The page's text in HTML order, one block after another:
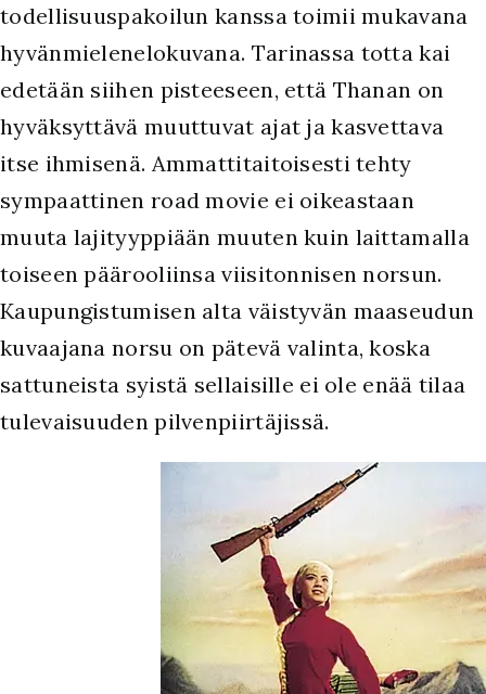
todellisuuspakoilun kanssa toimii mukavana
hyvänmielenelokuvana. Tarinassa totta kai
edetään siihen pisteeseen, että Thanan on
hyväksyttävä muuttuvat ajat ja kasvettava
itse ihmisenä. Ammattitaitoisesti tehty
sympaattinen road movie ei oikeastaan
muuta lajityyppiään muuten kuin laittamalla
toiseen päärooliinsa viisitonnisen norsun.
Kaupungistumisen alta väistyvän maaseudun
kuvaajana norsu on pätevä valinta, koska
sattuneista syistä sellaisille ei ole enää tilaa
tulevaisuuden pilvenpiirtäjissä.